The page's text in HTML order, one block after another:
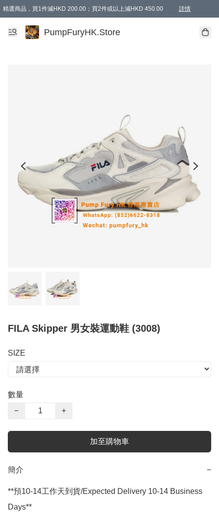
精選商品，買1件減HKD 200.00；買2件或以上減HKD 450.00 詳情
AAPE商品,會員專享9折或以上（按會員等級）AAPE products, members can
精選商品，任選買2件或以上減HKD 100.00
購物滿 HKD 800.00即享免運費優惠！（適用於 特定的送貨方式 )
PumpFuryHK.Store
FILA Skipper 男女裝運動鞋 (3008)
SIZE
數量
−
+
加至購物車
簡介 −
**預10-14工作天到貨/Expected Delivery 10-14 Business
Days**